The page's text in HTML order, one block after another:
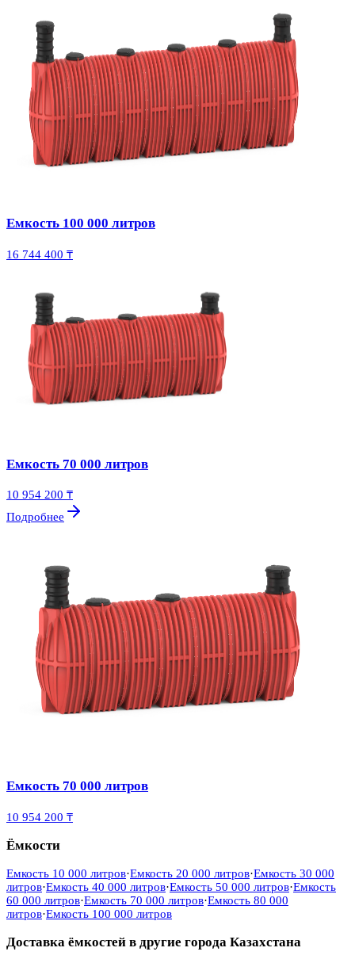
Емкость 100 000 литров
16 744 400 ₸
Емкость 70 000 литров
10 954 200 ₸
Подробнее
Емкость 70 000 литров
10 954 200 ₸
Ёмкости
Емкость 10 000 литров·Емкость 20 000 литров·Емкость 30 000
литров·Емкость 40 000 литров·Емкость 50 000 литров·Емкость
60 000 литров·Емкость 70 000 литров·Емкость 80 000
литров·Емкость 100 000 литров
Доставка ёмкостей в другие города Казахстана